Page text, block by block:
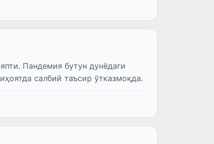
Пандемия бутун дунёдаги
салбий таъсир ўтказмоқда.